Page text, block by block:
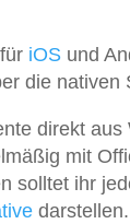
iOS und
die
direkt
mit
solltet ihr
darstellen.